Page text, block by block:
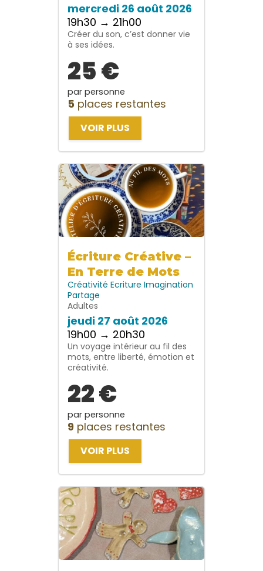
mercredi 26 août 2026
19h30 → 21h00
Créer du son, c’est donner vie
à ses idées.
25 €
par personne
5 places restantes
VOIR PLUS
Écriture Créative –
En Terre de Mots
Créativité Ecriture Imagination
Partage
Adultes
jeudi 27 août 2026
19h00 → 20h30
Un voyage intérieur au fil des
mots, entre liberté, émotion et
créativité.
22 €
par personne
9 places restantes
VOIR PLUS